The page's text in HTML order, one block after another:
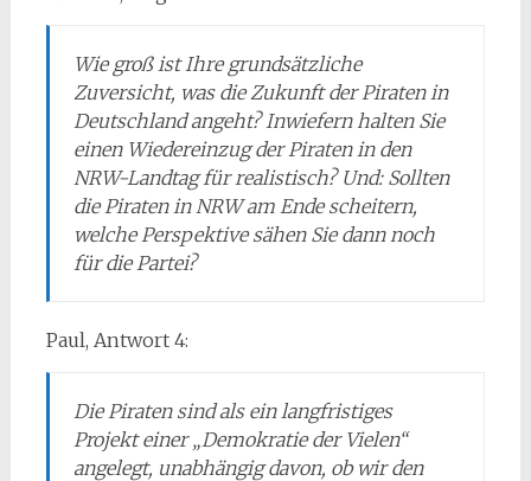
Wie groß ist Ihre grundsätzliche
Zuversicht, was die Zukunft der Piraten in
Deutschland angeht? Inwiefern halten Sie
einen Wiedereinzug der Piraten in den
NRW-Landtag für realistisch? Und: Sollten
die Piraten in NRW am Ende scheitern,
welche Perspektive sähen Sie dann noch
für die Partei?
Paul, Antwort 4:
Die Piraten sind als ein langfristiges
Projekt einer „Demokratie der Vielen“
angelegt, unabhängig davon, ob wir den